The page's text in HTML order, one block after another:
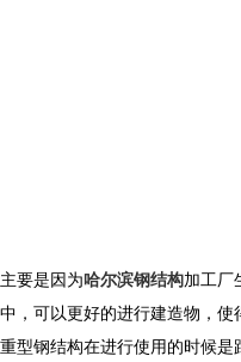
主要是因为哈尔滨钢结构加工厂
中，可以更好的进行建造物，使
重型钢结构在进行使用的时候